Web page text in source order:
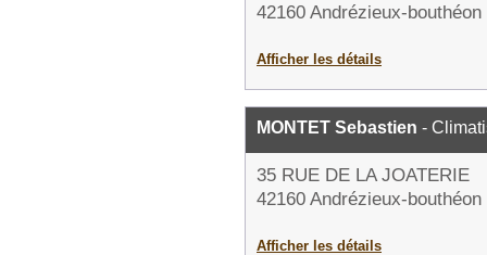
42160 Andrézieux-bouthéon
Afficher les détails
MONTET Sebastien -
35 RUE DE LA JOATERIE
42160 Andrézieux-bouthéon
Afficher les détails